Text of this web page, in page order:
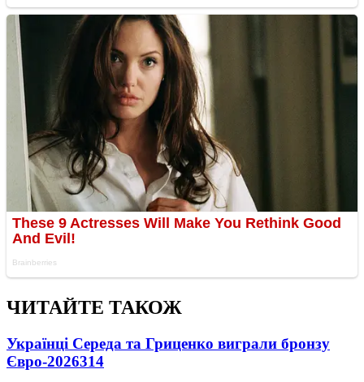
ЧИТАЙТЕ ТАКОЖ
Українці Середа та Гриценко виграли бронзу
Євро-2026314